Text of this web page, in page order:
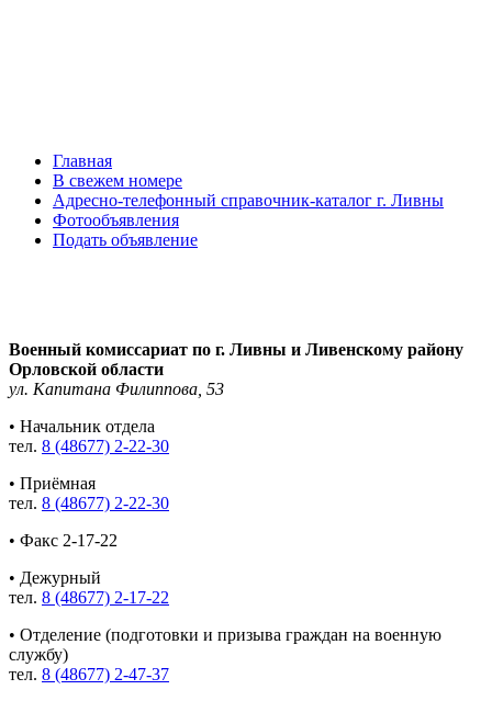
Главная
В свежем номере
Адресно-телефонный справочник-каталог г. Ливны
Фотообъявления
Подать объявление
Военный комиссариат по г. Ливны и Ливенскому району
Орловской области
ул. Капитана Филиппова, 53
• Начальник отдела
тел. 8 (48677) 2-22-30
• Приёмная
тел. 8 (48677) 2-22-30
• Факс 2-17-22
• Дежурный
тел. 8 (48677) 2-17-22
• Отделение (подготовки и призыва граждан на военную
службу)
тел. 8 (48677) 2-47-37